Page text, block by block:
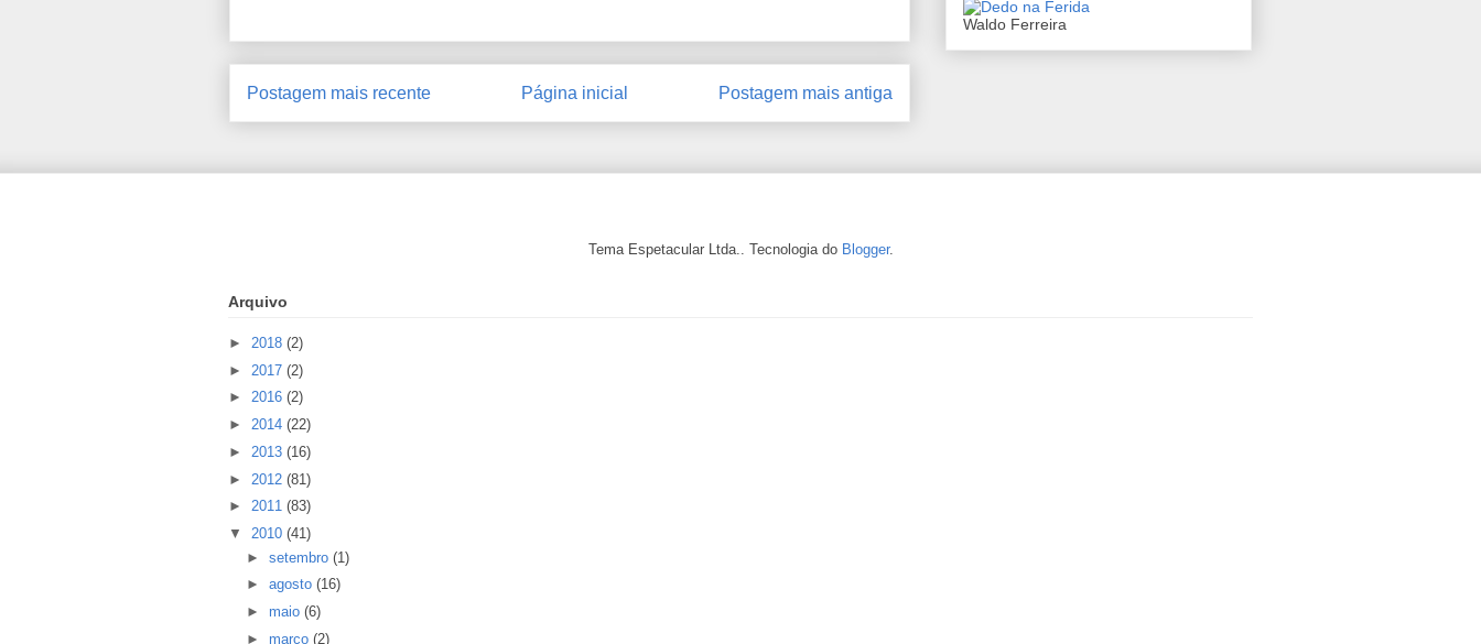
Postagem mais recente Postagem mais antiga
Página inicial
Waldo Ferreira
Tema Espetacular Ltda.. Tecnologia do Blogger.
Arquivo
► 2018 (2)
► 2017 (2)
► 2016 (2)
► 2014 (22)
► 2013 (16)
► 2012 (81)
► 2011 (83)
▼ 2010 (41)
► setembro (1)
► agosto (16)
► maio (6)
► março (2)